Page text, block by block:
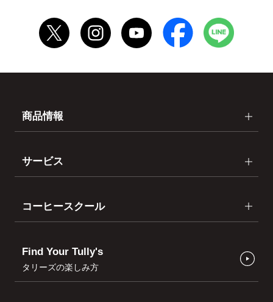
商品情報
サービス
コーヒースクール
Find Your Tully's
タリーズの楽しみ方